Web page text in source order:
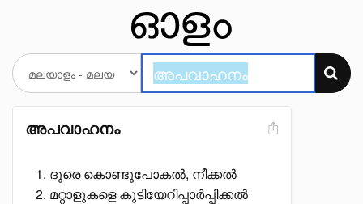
അപവാഹനം
ദൂരെ കൊണ്ടുപോകൽ, നീക്കൽ
മറ്റാളുകളെ കുടിയേറിപ്പാർപ്പിക്കൽ